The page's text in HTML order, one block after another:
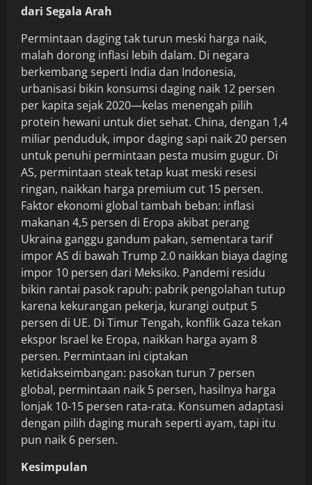
dari Segala Arah
Permintaan daging tak turun meski harga naik,
malah dorong inflasi lebih dalam. Di negara
berkembang seperti India dan Indonesia,
urbanisasi bikin konsumsi daging naik 12 persen
per kapita sejak 2020—kelas menengah pilih
protein hewani untuk diet sehat. China, dengan 1,4
miliar penduduk, impor daging sapi naik 20 persen
untuk penuhi permintaan pesta musim gugur. Di
AS, permintaan steak tetap kuat meski resesi
ringan, naikkan harga premium cut 15 persen.
Faktor ekonomi global tambah beban: inflasi
makanan 4,5 persen di Eropa akibat perang
Ukraina ganggu gandum pakan, sementara tarif
impor AS di bawah Trump 2.0 naikkan biaya daging
impor 10 persen dari Meksiko. Pandemi residu
bikin rantai pasok rapuh: pabrik pengolahan tutup
karena kekurangan pekerja, kurangi output 5
persen di UE. Di Timur Tengah, konflik Gaza tekan
ekspor Israel ke Eropa, naikkan harga ayam 8
persen. Permintaan ini ciptakan
ketidakseimbangan: pasokan turun 7 persen
global, permintaan naik 5 persen, hasilnya harga
lonjak 10-15 persen rata-rata. Konsumen adaptasi
dengan pilih daging murah seperti ayam, tapi itu
pun naik 6 persen.
Kesimpulan